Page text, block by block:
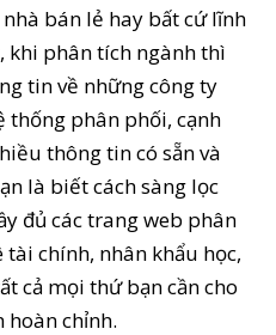
bán lẻ hay bất cứ lĩnh
khi phân tích ngành thì
tin về những công ty
thống phân phối, cạnh
thông tin có sẵn và
là biết cách sàng lọc
đủ các trang web phân
chính, nhân khẩu học,
cả mọi thứ bạn cần cho
hoàn chỉnh.